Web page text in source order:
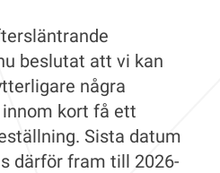
beslutat att vi kan
några
kort få ett
Sista datum
därför fram till 2026-